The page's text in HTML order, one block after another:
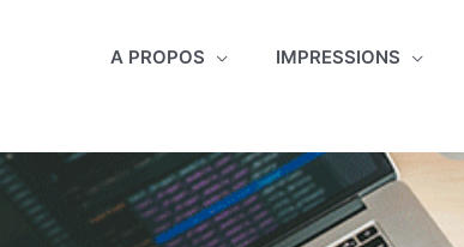
A PROPOS IMPRESSIONS